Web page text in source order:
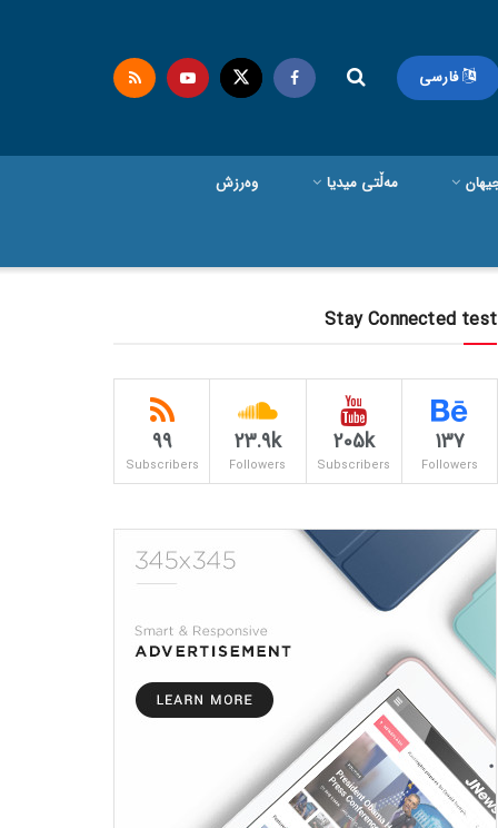
فارسی
مەڵتی میدیا وەرزش
Stay Connected test
137
Followers
205k
Subscribers
23.9k
Followers
99
Subscribers